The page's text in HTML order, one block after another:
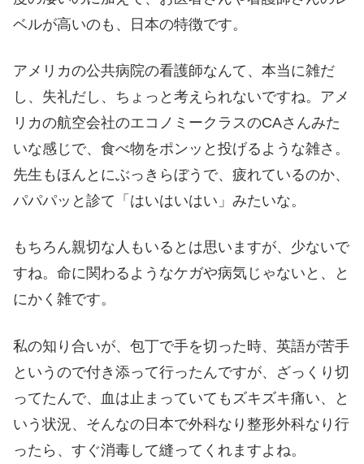
ベルが高いのも、日本の特徴です。
アメリカの公共病院の看護師なんて、本当に雑だ
し、失礼だし、ちょっと考えられないですね。アメ
リカの航空会社のエコノミークラスのCAさんみた
いな感じで、食べ物をポンッと投げるような雑さ。
先生もほんとにぶっきらぼうで、疲れているのか、
パパパッと診て「はいはいはい」みたいな。
もちろん親切な人もいるとは思いますが、少ないで
すね。命に関わるようなケガや病気じゃないと、と
にかく雑です。
私の知り合いが、包丁で手を切った時、英語が苦手
というので付き添って行ったんですが、ざっくり切
ってたんで、血は止まっていてもズキズキ痛い、と
いう状況、そんなの日本で外科なり整形外科なり行
ったら、すぐ消毒して縫ってくれますよね。